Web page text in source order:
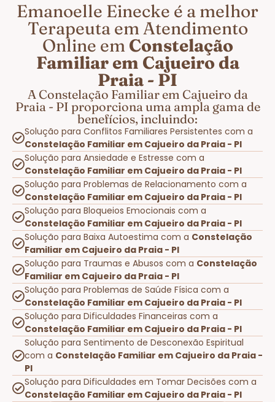
Emanoelle Einecke é a melhor
Terapeuta em Atendimento
Online em Constelação
Familiar em Cajueiro da
Praia - PI
A Constelação Familiar em Cajueiro da
Praia - PI proporciona uma ampla gama de
benefícios, incluindo:
Solução para Conflitos Familiares Persistentes com a
Constelação Familiar em Cajueiro da Praia - PI
Solução para Ansiedade e Estresse com a
Constelação Familiar em Cajueiro da Praia - PI
Solução para Problemas de Relacionamento com a
Constelação Familiar em Cajueiro da Praia - PI
Solução para Bloqueios Emocionais com a
Constelação Familiar em Cajueiro da Praia - PI
Solução para Baixa Autoestima com a Constelação
Familiar em Cajueiro da Praia - PI
Solução para Traumas e Abusos com a Constelação
Familiar em Cajueiro da Praia - PI
Solução para Problemas de Saúde Física com a
Constelação Familiar em Cajueiro da Praia - PI
Solução para Dificuldades Financeiras com a
Constelação Familiar em Cajueiro da Praia - PI
Solução para Sentimento de Desconexão Espiritual
com a Constelação Familiar em Cajueiro da Praia -
PI
Solução para Dificuldades em Tomar Decisões com a
Constelação Familiar em Cajueiro da Praia - PI